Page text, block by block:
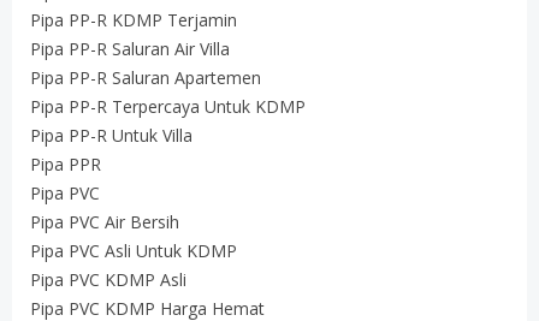
Pipa PP-R KDMP Terjamin
Pipa PP-R Saluran Air Villa
Pipa PP-R Saluran Apartemen
Pipa PP-R Terpercaya Untuk KDMP
Pipa PP-R Untuk Villa
Pipa PPR
Pipa PVC
Pipa PVC Air Bersih
Pipa PVC Asli Untuk KDMP
Pipa PVC KDMP Asli
Pipa PVC KDMP Harga Hemat